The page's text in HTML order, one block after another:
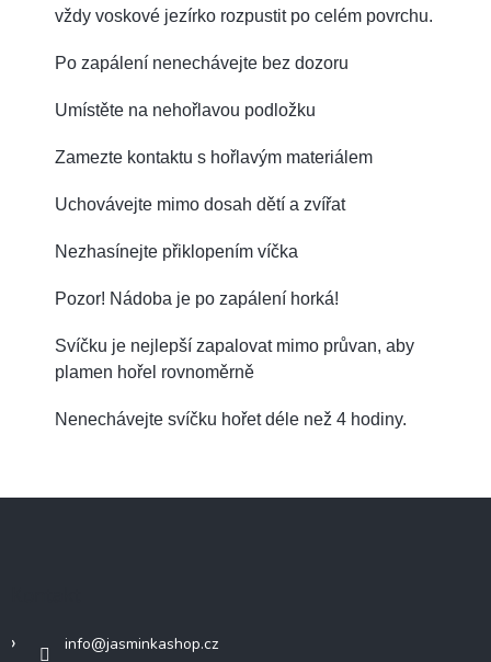
vždy voskové jezírko rozpustit po celém povrchu.
Po zapálení nenechávejte bez dozoru
Umístěte na nehořlavou podložku
Zamezte kontaktu s hořlavým materiálem
Uchovávejte mimo dosah dětí a zvířat
Nezhasínejte přiklopením víčka
Pozor! Nádoba je po zapálení horká!
Svíčku je nejlepší zapalovat mimo průvan, aby
plamen hořel rovnoměrně
Nenechávejte svíčku hořet déle než 4 hodiny.
info@jasminkashop.cz